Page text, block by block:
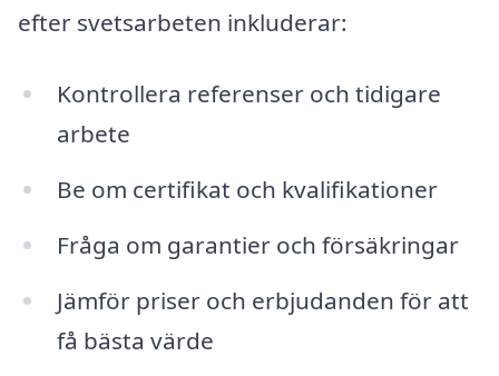
efter svetsarbeten inkluderar:
Kontrollera referenser och tidigare
arbete
Be om certifikat och kvalifikationer
Fråga om garantier och försäkringar
Jämför priser och erbjudanden för att
få bästa värde